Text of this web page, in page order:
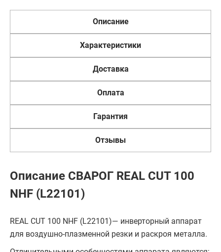
Описание
Характеристики
Доставка
Оплата
Гарантия
Отзывы
Описание СВАРОГ REAL CUT 100
NHF (L22101)
REAL CUT 100 NHF (L22101)— инверторный аппарат
для воздушно-плазменной резки и раскроя металла.